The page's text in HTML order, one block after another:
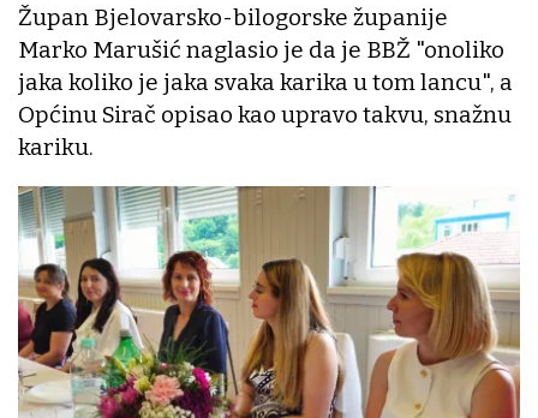
Župan Bjelovarsko-bilogorske županije
Marko Marušić naglasio je da je BBŽ "onoliko
jaka koliko je jaka svaka karika u tom lancu", a
Općinu Sirač opisao kao upravo takvu, snažnu
kariku.